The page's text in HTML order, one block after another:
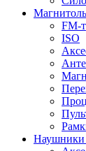
FM-
ISO
Наушники